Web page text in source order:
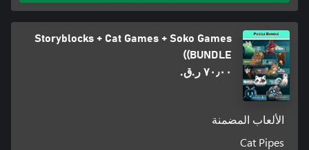
Storyblocks + Cat Games + Soko Games
(BUNDLE)
٧٠٫٠٠ ر.ق.‏
الألعاب المضمنة
Cat Pipes